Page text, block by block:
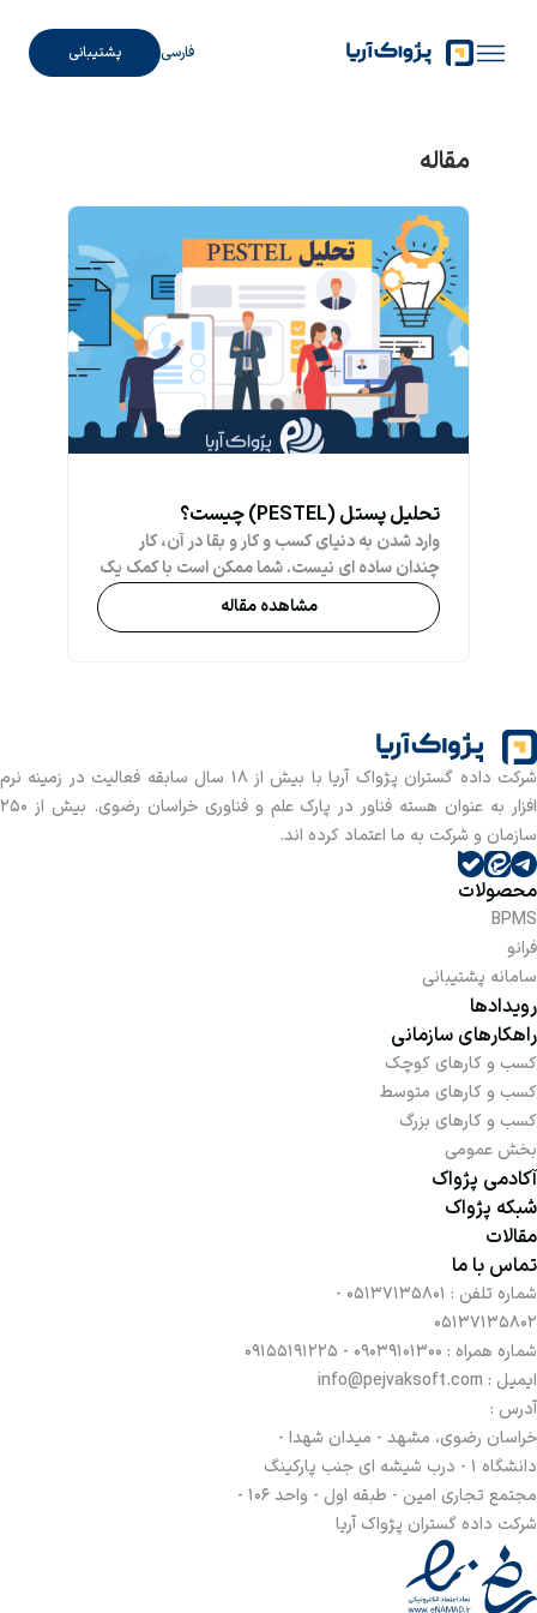
فارسی پشتیبانی
مقاله
تحلیل پستل (PESTEL) چیست؟
وارد شدن به دنیای کسب و کار و بقا در آن، کار
چندان ساده ای نیست. شما ممکن است با کمک یک
مشاور کسب و کار حرفه ای و کاربلد، اهداف خود را
در قالب یک برنامه ریزی هدفمند به خوبی پیش
مسیر تجارت می شود، تحلیل پستل است که در آن
کارشناسان تحلیل داده به سنجش کامل کسب و کار
و پیش بینی پیشامدهای آینده می پردازند. تجزیه
و تحلیل PESTEL یک چارچوب استراتژیک است که
معمولاً برای ارزیابی محیط تجاری که یک شرکت
مشاهده مقاله
شرکت داده گستران پژواک آریا با بیش از 18 سال سابقه فعالیت در زمینه نرم
افزار به عنوان هسته فناور در پارک علم و فناوری خراسان رضوی. بیش از 250
سازمان و شرکت به ما اعتماد کرده اند.
محصولات
BPMS
فرانو
سامانه پشتیبانی
رویدادها
راهکارهای سازمانی
کسب و کارهای کوچک
کسب و کارهای متوسط
کسب و کارهای بزرگ
بخش عمومی
آکادمی پژواک
شبکه پژواک
مقالات
تماس با ما
شماره تلفن :
05137135801 -
05137135802
شماره همراه : 09039101300 - 09155191225
ایمیل : info@pejvaksoft.com
آدرس :
خراسان رضوی، مشهد - میدان شهدا -
دانشگاه 1 - درب شیشه ای جنب پارکینگ
مجتمع تجاری امین - طبقه اول - واحد 106 -
شرکت داده گستران پژواک آریا